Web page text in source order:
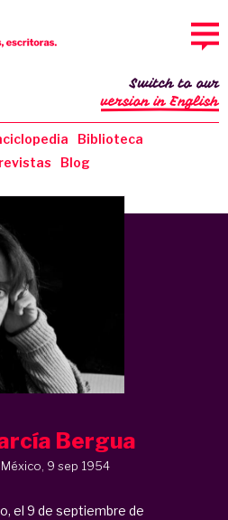
Biblioteca
Blog
Switch to our
version in English
Bergua
9 sep 1954
el 9 de septiembre de